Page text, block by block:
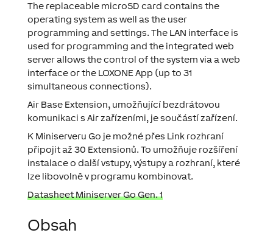
The replaceable microSD card contains the
operating system as well as the user
programming and settings. The LAN interface is
used for programming and the integrated web
server allows the control of the system via a web
interface or the LOXONE App (up to 31
simultaneous connections).
Air Base Extension, umožňující bezdrátovou
komunikaci s Air zařízeními, je součástí zařízení.
K Miniserveru Go je možné přes Link rozhraní
připojit až 30 Extensionů. To umožňuje rozšíření
instalace o další vstupy, výstupy a rozhraní, které
lze libovolně v programu kombinovat.
Datasheet Miniserver Go Gen. 1
Obsah